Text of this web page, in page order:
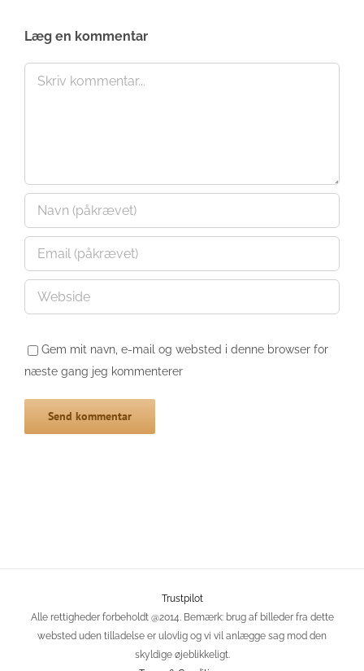
Læg en kommentar
Comment
Gem mit navn, e-mail og websted i denne browser for
næste gang jeg kommenterer
Trustpilot
Alle rettigheder forbeholdt @2014. Bemærk: brug af billeder fra dette
websted uden tilladelse er ulovlig og vi vil anlægge sag mod den
skyldige øjeblikkeligt.